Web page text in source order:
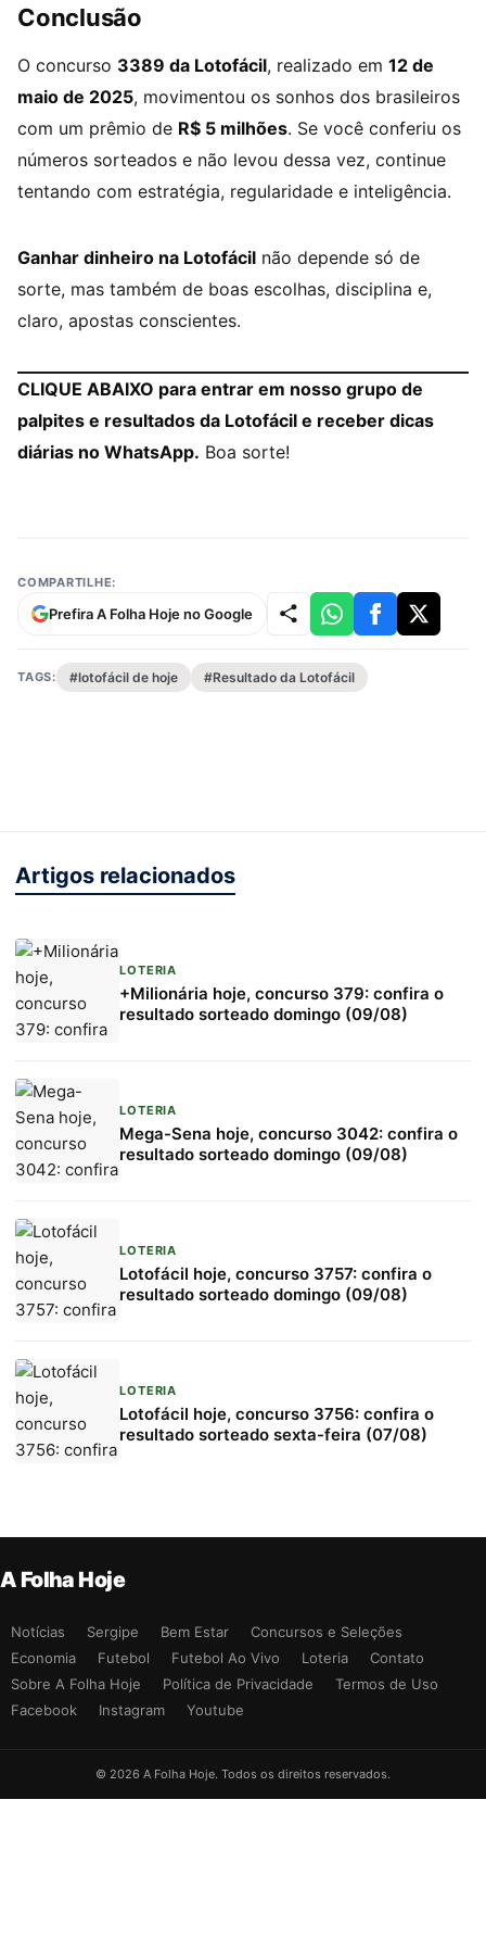
Conclusão
O concurso 3389 da Lotofácil, realizado em 12 de
maio de 2025, movimentou os sonhos dos brasileiros
com um prêmio de R$ 5 milhões. Se você conferiu os
números sorteados e não levou dessa vez, continue
tentando com estratégia, regularidade e inteligência.
Ganhar dinheiro na Lotofácil não depende só de
sorte, mas também de boas escolhas, disciplina e,
claro, apostas conscientes.
CLIQUE ABAIXO para entrar em nosso grupo de
palpites e resultados da Lotofácil e receber dicas
diárias no WhatsApp. Boa sorte!
COMPARTILHE:
Prefira A Folha Hoje no Google
TAGS: #lotofácil de hoje #Resultado da Lotofácil
Artigos relacionados
LOTERIA
+Milionária hoje, concurso 379: confira o
resultado sorteado domingo (09/08)
LOTERIA
Mega-Sena hoje, concurso 3042: confira o
resultado sorteado domingo (09/08)
LOTERIA
Lotofácil hoje, concurso 3757: confira o
resultado sorteado domingo (09/08)
LOTERIA
Lotofácil hoje, concurso 3756: confira o
resultado sorteado sexta-feira (07/08)
A Folha Hoje
Notícias Sergipe Bem Estar
Concursos e Seleções
Economia
Futebol Futebol Ao Vivo Loteria
Contato
Sobre A Folha Hoje
Política de Privacidade
Termos de Uso
Facebook
Instagram Youtube
© 2026 A Folha Hoje. Todos os direitos reservados.